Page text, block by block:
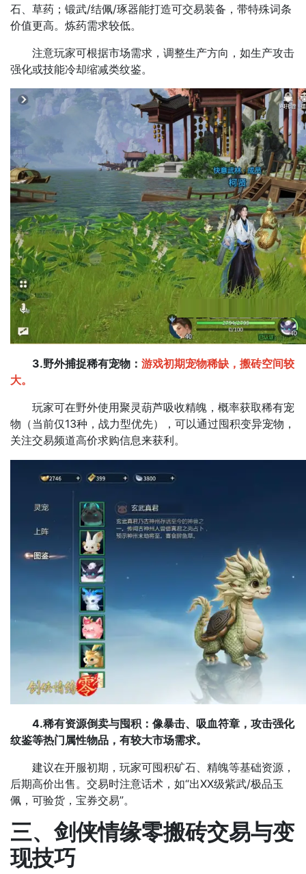
石、草药；锻武/结佩/琢器能打造可交易装备，带特殊词条
价值更高。炼药需求较低。
注意玩家可根据市场需求，调整生产方向，如生产攻击
强化或技能冷却缩减类纹鉴。​
3.野外捕捉稀有宠物： 游戏初期宠物稀缺，搬砖空间较
大。​
玩家可在野外使用聚灵葫芦吸收精魄，概率获取稀有宠
物（当前仅13种，战力型优先），可以通过囤积变异宠物，
关注交易频道高价求购信息来获利。
4.稀有资源倒卖与囤积：像暴击、吸血符章，攻击强化
纹鉴等热门属性物品，有较大市场需求。
建议在开服初期，玩家可囤积矿石、精魄等基础资源，
后期高价出售。交易时注意话术，如“出XX级紫武/极品玉
佩，可验货，宝券交易”。​
三、剑侠情缘零搬砖交易与变
现技巧​